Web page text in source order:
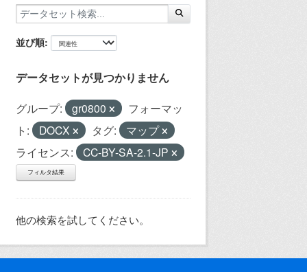
並び順
データセットが見つかりません
グループ: gr0800
フォーマッ
ト:
DOCX タグ:
マップ
ライセンス:
CC-BY-SA-2.1-JP
フィルタ結果
他の検索を試してください。